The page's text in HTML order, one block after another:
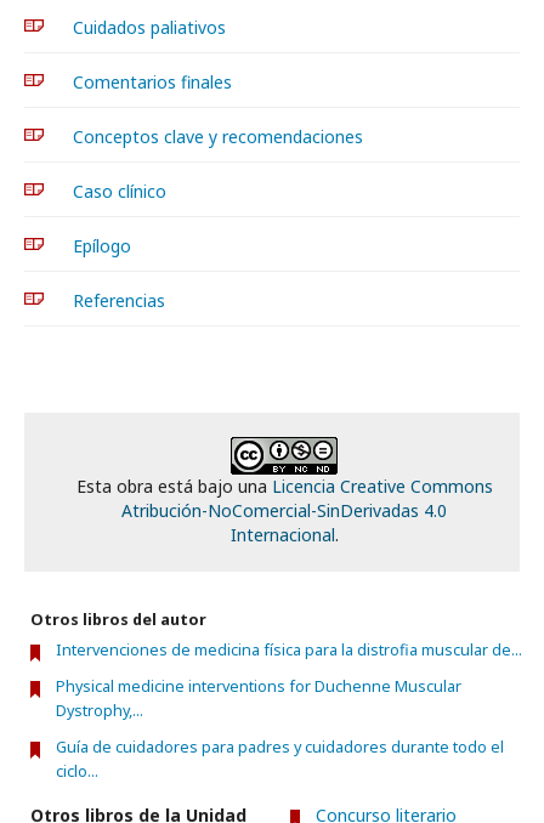
Cuidados paliativos
Comentarios finales
Conceptos clave y recomendaciones
Caso clínico
Epílogo
Referencias
Esta obra está bajo una Licencia Creative Commons
Atribución-NoComercial-SinDerivadas 4.0
Internacional.
Otros libros del autor
Intervenciones de medicina física para la distrofia muscular de...
Physical medicine interventions for Duchenne Muscular
Dystrophy,...
Guía de cuidadores para padres y cuidadores durante todo el
ciclo...
Otros libros de la Unidad Concurso literario